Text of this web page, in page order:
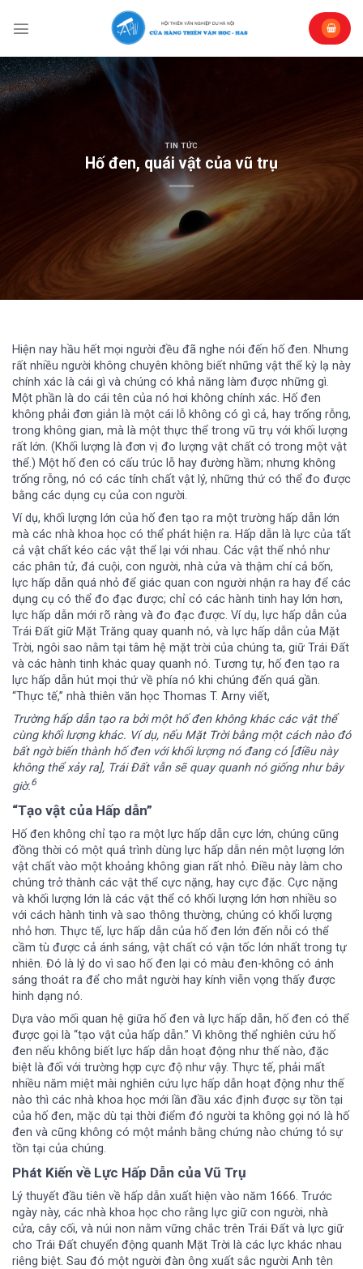
TIN TỨC
Hố đen, quái vật của vũ trụ
Hiện nay hầu hết mọi người đều đã nghe nói đến hố đen. Nhưng
rất nhiều người không chuyên không biết những vật thể kỳ lạ này
chính xác là cái gì và chúng có khả năng làm được những gì.
Một phần là do cái tên của nó hơi không chính xác. Hố đen
không phải đơn giản là một cái lỗ không có gì cả, hay trống rỗng,
trong không gian, mà là một thực thể trong vũ trụ với khối lượng
rất lớn. (Khối lượng là đơn vị đo lượng vật chất có trong một vật
thể.) Một hố đen có cấu trúc lỗ hay đường hầm; nhưng không
trống rỗng, nó có các tính chất vật lý, những thứ có thể đo được
bằng các dụng cụ của con người.
Ví dụ, khối lượng lớn của hố đen tạo ra một trường hấp dẫn lớn
mà các nhà khoa học có thể phát hiện ra. Hấp dẫn là lực của tất
cả vật chất kéo các vật thể lại với nhau. Các vật thể nhỏ như
các phân tử, đá cuội, con người, nhà cửa và thậm chí cả bốn,
lực hấp dẫn quá nhỏ để giác quan con người nhận ra hay để các
dụng cụ có thể đo đạc được; chỉ có các hành tinh hay lớn hơn,
lực hấp dẫn mới rõ ràng và đo đạc được. Ví dụ, lực hấp dẫn của
Trái Đất giữ Mặt Trăng quay quanh nó, và lực hấp dẫn của Mặt
Trời, ngôi sao nằm tại tâm hệ mặt trời của chúng ta, giữ Trái Đất
và các hành tinh khác quay quanh nó. Tương tự, hố đen tạo ra
lực hấp dẫn hút mọi thứ về phía nó khi chúng đến quá gần.
“Thực tế,” nhà thiên văn học Thomas T. Arny viết,
Trường hấp dẫn tạo ra bởi một hố đen không khác các vật thể
cùng khối lượng khác. Ví dụ, nếu Mặt Trời bằng một cách nào đó
bất ngờ biến thành hố đen với khối lượng nó đang có [điều này
không thể xảy ra], Trái Đất vẫn sẽ quay quanh nó giống như bây
giờ.6
“Tạo vật của Hấp dẫn”
Hố đen không chỉ tạo ra một lực hấp dẫn cực lớn, chúng cũng
đồng thời có một quá trình dùng lực hấp dẫn nén một lượng lớn
vật chất vào một khoảng không gian rất nhỏ. Điều này làm cho
chúng trở thành các vật thể cực nặng, hay cực đặc. Cực nặng
và khối lượng lớn là các vật thể có khối lượng lớn hơn nhiều so
với cách hành tinh và sao thông thường, chúng có khổi lượng
nhỏ hơn. Thực tế, lực hấp dẫn của hố đen lớn đến nỗi có thể
cầm tù được cả ánh sáng, vật chất có vận tốc lớn nhất trong tự
nhiên. Đó là lý do vì sao hố đen lại có màu đen-không có ánh
sáng thoát ra để cho mắt người hay kính viễn vọng thấy được
hinh dạng nó.
Dựa vào mối quan hệ giữa hố đen và lực hấp dẫn, hố đen có thể
được gọi là “tạo vật của hấp dẫn.” Vì không thể nghiên cứu hố
đen nếu không biết lực hấp dẫn hoạt động như thế nào, đặc
biệt là đối với trường hợp cực độ như vậy. Thực tế, phải mất
nhiều năm miệt mài nghiên cứu lực hấp dẫn hoạt động như thế
nào thì các nhà khoa học mới lần đầu xác định được sự tồn tại
của hố đen, mặc dù tại thời điểm đó người ta không gọi nó là hố
đen và cũng không có một mảnh bằng chứng nào chứng tỏ sự
tồn tại của chúng.
Phát Kiến về Lực Hấp Dẫn của Vũ Trụ
Lý thuyết đầu tiên về hấp dẫn xuất hiện vào năm 1666. Trước
ngày này, các nhà khoa học cho rằng lực giữ con người, nhà
cửa, cây cối, và núi non nằm vững chắc trên Trái Đất và lực giữ
cho Trái Đất chuyển động quanh Mặt Trời là các lực khác nhau
riêng biệt. Sau đó một người đàn ông xuất sắc người Anh tên